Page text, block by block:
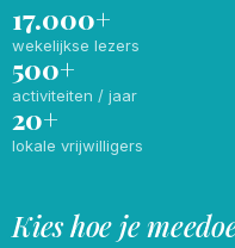
17.000+
wekelijkse lezers
500+
activiteiten / jaar
20+
lokale vrijwilligers
Kies hoe je